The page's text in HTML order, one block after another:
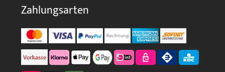
Zahlungsarten